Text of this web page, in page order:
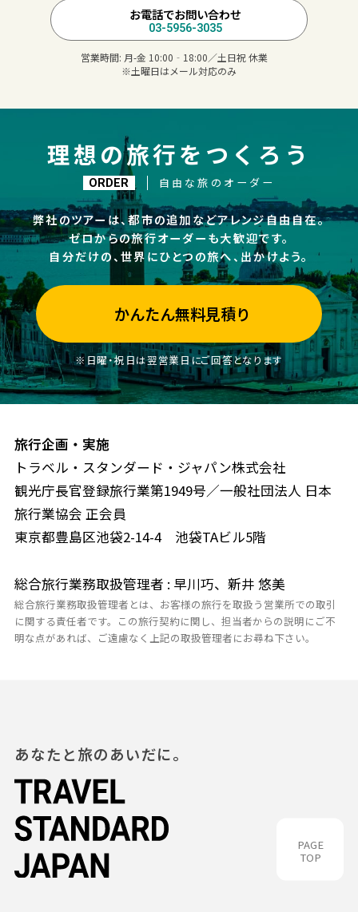
お電話でお問い合わせ
03-5956-3035
営業時間: 月-金 10:00‐18:00／土日祝 休業
※土曜日はメール対応のみ
理想の旅行をつくろう
ORDER 自由な旅のオーダー
弊社のツアーは、都市の追加などアレンジ自由自在。
ゼロからの旅行オーダーも大歓迎です。
自分だけの、世界にひとつの旅へ、出かけよう。
かんたん無料見積り
※日曜・祝日は翌営業日にご回答となります
旅行企画・実施
トラベル・スタンダード・ジャパン株式会社
観光庁長官登録旅行業第1949号／一般社団法人 日本
旅行業協会 正会員
東京都豊島区池袋2-14-4 池袋TAビル5階
総合旅行業務取扱管理者 : 早川巧、新井 悠美
総合旅行業務取扱管理者とは、お客様の旅行を取扱う営業所での取引
に関する責任者です。この旅行契約に関し、担当者からの説明にご不
明な点があれば、ご遠慮なく上記の取扱管理者にお尋ね下さい。
PAGE
TOP
あなたと旅のあいだに。